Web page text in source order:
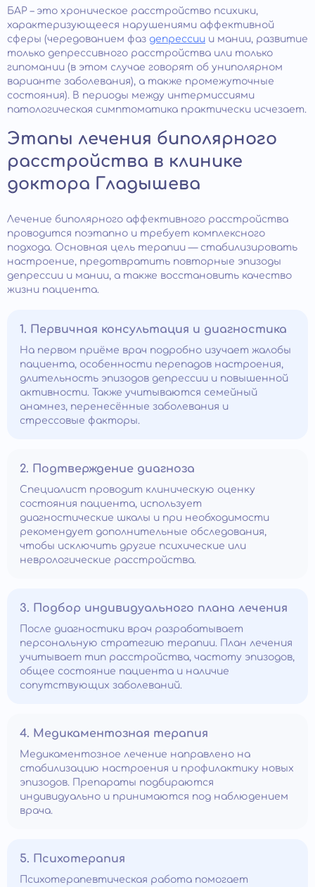
БАР – это хроническое расстройство психики,
характеризующееся нарушениями аффективной
сферы (чередованием фаз депрессии и мании, развитие
только депрессивного расстройства или только
гипомании (в этом случае говорят об униполярном
варианте заболевания), а также промежуточные
состояния). В периоды между интермиссиями
патологическая симптоматика практически исчезает.
Этапы лечения биполярного
расстройства в клинике
доктора Гладышева
Лечение биполярного аффективного расстройства
проводится поэтапно и требует комплексного
подхода. Основная цель терапии — стабилизировать
настроение, предотвратить повторные эпизоды
депрессии и мании, а также восстановить качество
жизни пациента.
1. Первичная консультация и диагностика
На первом приёме врач подробно изучает жалобы
пациента, особенности перепадов настроения,
длительность эпизодов депрессии и повышенной
активности. Также учитываются семейный
анамнез, перенесённые заболевания и
стрессовые факторы.
2. Подтверждение диагноза
Специалист проводит клиническую оценку
состояния пациента, использует
диагностические шкалы и при необходимости
рекомендует дополнительные обследования,
чтобы исключить другие психические или
неврологические расстройства.
3. Подбор индивидуального плана лечения
После диагностики врач разрабатывает
персональную стратегию терапии. План лечения
учитывает тип расстройства, частоту эпизодов,
общее состояние пациента и наличие
сопутствующих заболеваний.
4. Медикаментозная терапия
Медикаментозное лечение направлено на
стабилизацию настроения и профилактику новых
эпизодов. Препараты подбираются
индивидуально и принимаются под наблюдением
врача.
5. Психотерапия
Психотерапевтическая работа помогает